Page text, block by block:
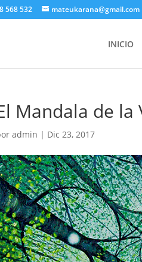
568 532 mateukarana@gmail.com
INICIO
Mandala de la
admin | Dic 23, 2017